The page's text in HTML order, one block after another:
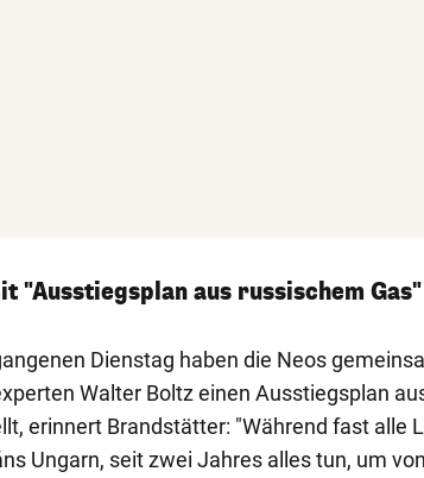
"Ausstiegsplan aus russischem Gas"
Dienstag haben die Neos
Walter Boltz einen Ausstiegsplan
erinnert Brandstätter: "Während fast alle
Ungarn, seit zwei Jahres alles tun, um